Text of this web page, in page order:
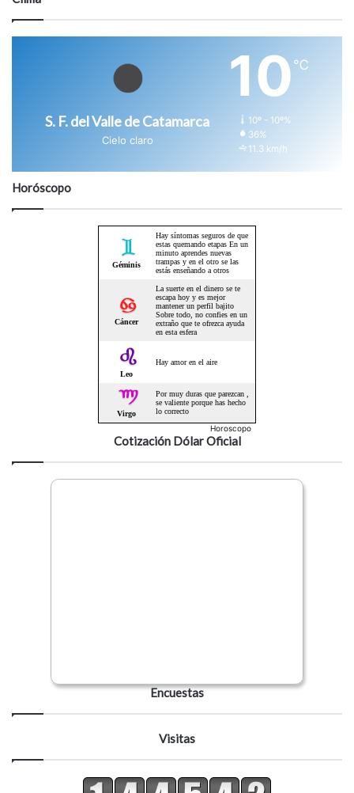
S. F. del Valle de Catamarca
Cielo claro
10 ℃
10º - 10º%
36%
11.3 km/h
Horóscopo
Horoscopo
Cotización Dólar Oficial
Encuestas
Visitas